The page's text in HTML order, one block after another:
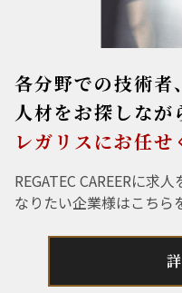
各分野での技術者
人材をお探しなが
レガリスにお任せ
REGATEC CAREERに求
なりたい企業様はこちら